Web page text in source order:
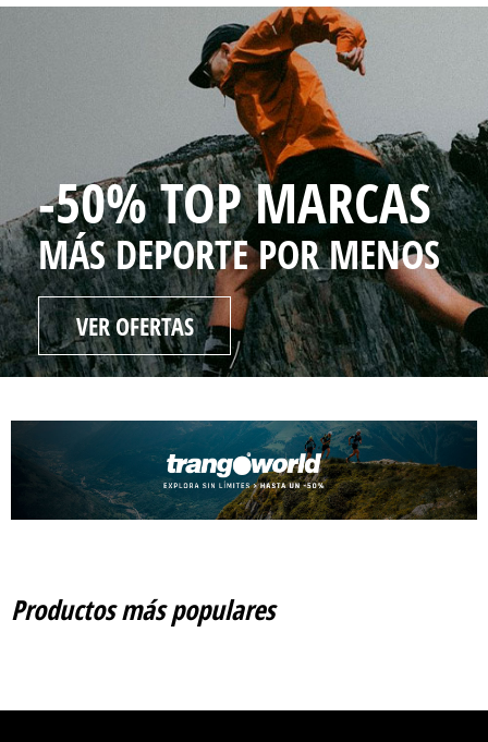
-50% TOP MARCAS
MÁS DEPORTE POR MENOS
VER OFERTAS
Productos más populares